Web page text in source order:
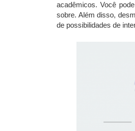
acadêmicos. Você
sobre. Além disso,
de possibilidades de